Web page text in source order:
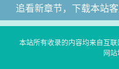
追看新章节，下载本站
本站所有收录的内容均来自互联
网站